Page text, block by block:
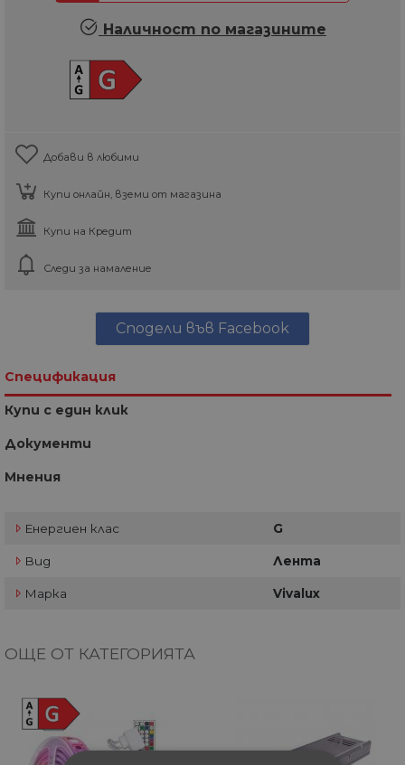
Наличност по магазините
Добави в любими
Купи онлайн, вземи от магазина
Купи на Кредит
Следи за намаление
Сподели във Facebook
Спецификация
Купи с един клик
Документи
Мнения
Енергиен клас G
Вид Лента
Марка Vivalux
ОЩЕ ОТ КАТЕГОРИЯТА